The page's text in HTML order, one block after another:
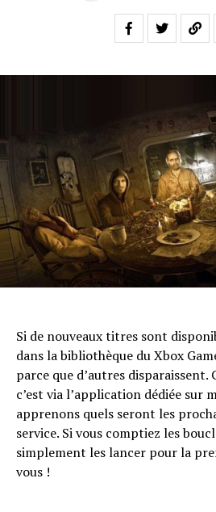
Si de nouveaux titres sont
dans la bibliothèque du Xbox
parce que d’autres disparaissent.
c’est via l’application dédiée sur
apprenons quels seront les
service. Si vous comptiez les
simplement les lancer pour la
vous !